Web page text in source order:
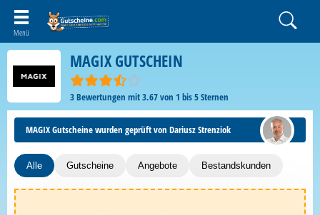
MAGIX GUTSCHEIN
3Bewertungen mit3.67von 1 bis5Sternen
MAGIX Gutscheine wurden geprüft von Dariusz Strenziok
Alle Gutscheine Angebote Bestandskunden